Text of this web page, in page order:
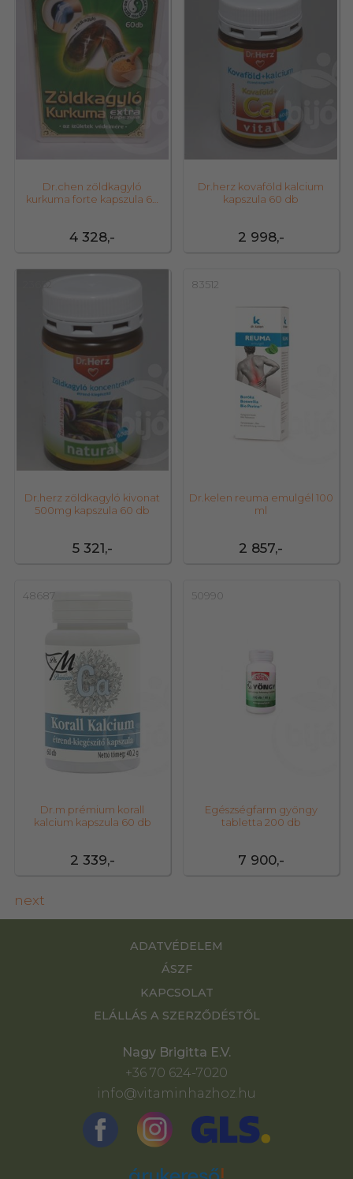
4 328,-
Dr.chen zöldkagyló
kurkuma forte kapszula 60
2 998,-
Dr.herz kovaföld kalcium
kapszula 60 db
5 321,-
Dr.herz zöldkagyló kivonat
500mg kapszula 60 db
83512
2 857,-
Dr.kelen reuma emulgél 100
ml
48687
2 339,-
Dr.m prémium korall
kalcium kapszula 60 db
50990
7 900,-
Egészségfarm gyöngy
tabletta 200 db
next
ADATVÉDELEM
ÁSZF
KAPCSOLAT
ELÁLLÁS A SZERZŐDÉSTŐL
Nagy Brigitta E.V.
+36 70 624-7020
info@vitaminhazhoz.hu